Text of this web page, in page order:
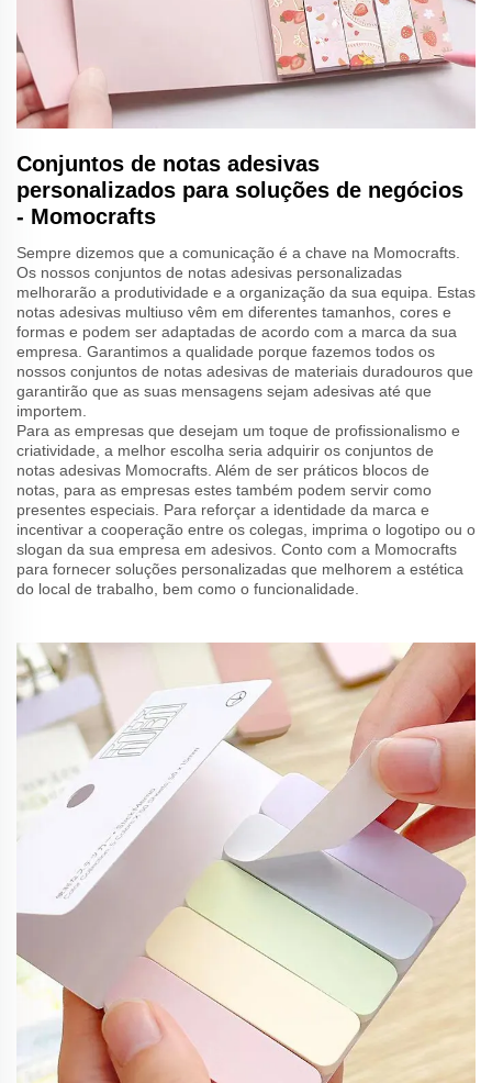
Conjuntos de notas adesivas
personalizados para soluções de negócios
- Momocrafts
Sempre dizemos que a comunicação é a chave na Momocrafts.
Os nossos conjuntos de notas adesivas personalizadas
melhorarão a produtividade e a organização da sua equipa. Estas
notas adesivas multiuso vêm em diferentes tamanhos, cores e
formas e podem ser adaptadas de acordo com a marca da sua
empresa. Garantimos a qualidade porque fazemos todos os
nossos conjuntos de notas adesivas de materiais duradouros que
garantirão que as suas mensagens sejam adesivas até que
importem.
Para as empresas que desejam um toque de profissionalismo e
criatividade, a melhor escolha seria adquirir os conjuntos de
notas adesivas Momocrafts. Além de ser práticos blocos de
notas, para as empresas estes também podem servir como
presentes especiais. Para reforçar a identidade da marca e
incentivar a cooperação entre os colegas, imprima o logotipo ou o
slogan da sua empresa em adesivos. Conto com a Momocrafts
para fornecer soluções personalizadas que melhorem a estética
do local de trabalho, bem como o funcionalidade.